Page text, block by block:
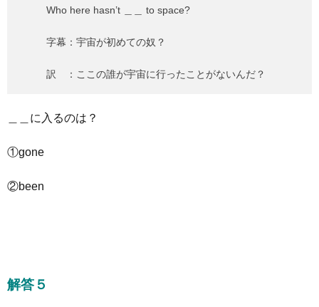
Who here hasn’t ＿＿ to space?
字幕：宇宙が初めての奴？
訳 ：ここの誰が宇宙に行ったことがないんだ？
＿＿に入るのは？
①gone
②been
解答５